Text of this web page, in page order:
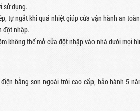
sử dụng.
tự ngắt khi quá nhiệt giúp cửa vận hành an
đột nhập.
không thể mở cửa đột nhập vào nhà dưới mọi
bằng sơn ngoài trời cao cấp, bảo hành 5